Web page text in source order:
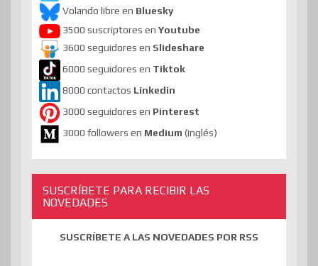
Volando libre en Bluesky
3500 suscriptores en Youtube
3600 seguidores en Slideshare
6000 seguidores en Tiktok
8000 contactos Linkedin
3000 seguidores en Pinterest
3000 followers en Medium (inglés)
SUSCRÍBETE PARA RECIBIR LAS
NOVEDADES
SUSCRÍBETE A LAS NOVEDADES POR RSS